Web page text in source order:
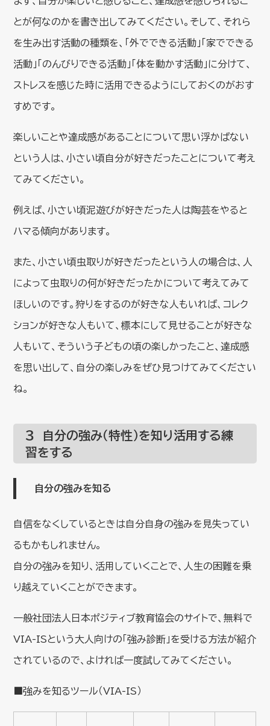
とが何なのかを書き出してみてください。そして、それら
を生み出す活動の種類を、「外でできる活動」「家でできる
活動」「のんびりできる活動」「体を動かす活動」に分けて、
ストレスを感じた時に活用できるようにしておくのがおす
すめです。
楽しいことや達成感があることについて思い浮かばない
という人は、小さい頃自分が好きだったことについて考え
てみてください。
例えば、小さい頃泥遊びが好きだった人は陶芸をやると
ハマる傾向があります。
また、小さい頃虫取りが好きだったという人の場合は、人
によって虫取りの何が好きだったかについて考えてみて
ほしいのです。狩りをするのが好きな人もいれば、コレク
ションが好きな人もいて、標本にして見せることが好きな
人もいて、そういう子どもの頃の楽しかったこと、達成感
を思い出して、自分の楽しみをぜひ見つけてみてください
ね。
３ 自分の強み（特性）を知り活用する練
習をする
自分の強みを知る
自信をなくしているときは自分自身の強みを見失ってい
るもかもしれません。
自分の強みを知り、活用していくことで、人生の困難を乗
り越えていくことができます。
一般社団法人日本ポジティブ教育協会のサイトで、無料で
VIA-ISという大人向けの「強み診断」を受ける方法が紹介
されているので、よければ一度試してみてください。
■強みを知るツール（VIA-IS）